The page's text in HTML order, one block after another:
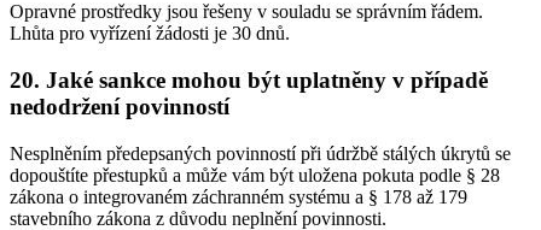
Opravné prostředky jsou řešeny v souladu se správním řádem.
Lhůta pro vyřízení žádosti je 30 dnů.
20. Jaké sankce mohou být uplatněny v případě
nedodržení povinností
Nesplněním předepsaných povinností při údržbě stálých úkrytů se
dopouštíte přestupků a může vám být uložena pokuta podle § 28
zákona o integrovaném záchranném systému a § 178 až 179
stavebního zákona z důvodu neplnění povinnosti.